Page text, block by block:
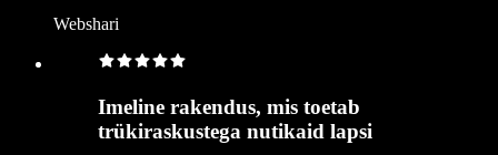
Webshari
Imeline rakendus, mis toetab
trükiraskustega nutikaid lapsi